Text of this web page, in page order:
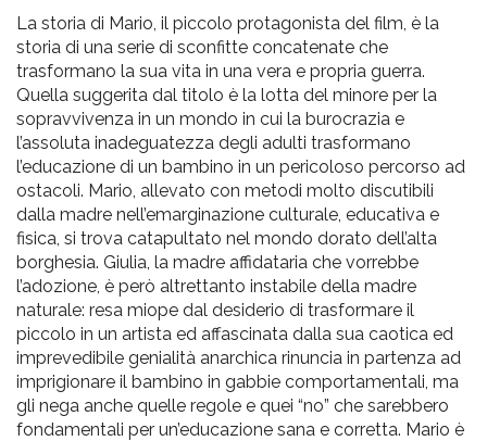
La storia di Mario, il piccolo protagonista del film, è la
storia di una serie di sconfitte concatenate che
trasformano la sua vita in una vera e propria guerra.
Quella suggerita dal titolo è la lotta del minore per la
sopravvivenza in un mondo in cui la burocrazia e
l’assoluta inadeguatezza degli adulti trasformano
l’educazione di un bambino in un pericoloso percorso ad
ostacoli. Mario, allevato con metodi molto discutibili
dalla madre nell’emarginazione culturale, educativa e
fisica, si trova catapultato nel mondo dorato dell’alta
borghesia. Giulia, la madre affidataria che vorrebbe
l’adozione, è però altrettanto instabile della madre
naturale: resa miope dal desiderio di trasformare il
piccolo in un artista ed affascinata dalla sua caotica ed
imprevedibile genialità anarchica rinuncia in partenza ad
imprigionare il bambino in gabbie comportamentali, ma
gli nega anche quelle regole e quei “no” che sarebbero
fondamentali per un’educazione sana e corretta. Mario è